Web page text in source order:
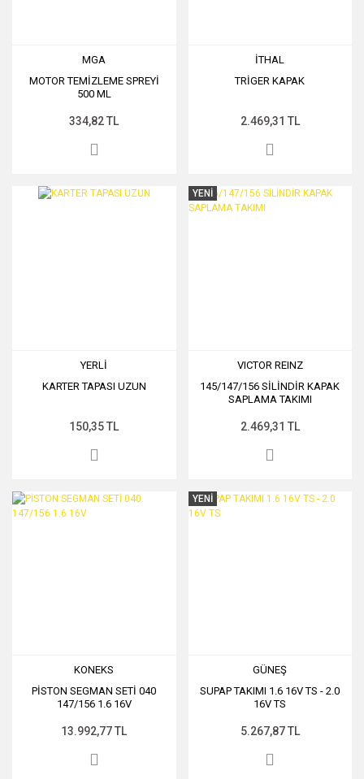
MGA
MOTOR TEMİZLEME SPREYİ
500 ML
334,82 TL
İTHAL
TRİGER KAPAK
2.469,31 TL
YERLİ
KARTER TAPASI UZUN
150,35 TL
YENİ
VICTOR REINZ
145/147/156 SİLİNDİR KAPAK
SAPLAMA TAKIMI
2.469,31 TL
KONEKS
PİSTON SEGMAN SETİ 040
147/156 1.6 16V
13.992,77 TL
YENİ
GÜNEŞ
SUPAP TAKIMI 1.6 16V TS - 2.0
16V TS
5.267,87 TL